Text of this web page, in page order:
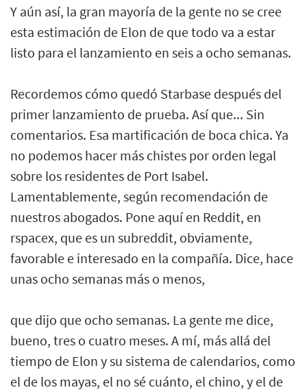
Y aún así, la gran mayoría de la gente no se cree
esta estimación de Elon de que todo va a estar
listo para el lanzamiento en seis a ocho semanas.
Recordemos cómo quedó Starbase después del
primer lanzamiento de prueba. Así que... Sin
comentarios. Esa martificación de boca chica. Ya
no podemos hacer más chistes por orden legal
sobre los residentes de Port Isabel.
Lamentablemente, según recomendación de
nuestros abogados. Pone aquí en Reddit, en
rspacex, que es un subreddit, obviamente,
favorable e interesado en la compañía. Dice, hace
unas ocho semanas más o menos,
que dijo que ocho semanas. La gente me dice,
bueno, tres o cuatro meses. A mí, más allá del
tiempo de Elon y su sistema de calendarios, como
el de los mayas, el no sé cuánto, el chino, y el de